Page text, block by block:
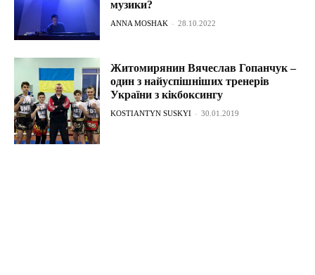
музики?
ANNA MOSHAK - 28.10.2022
Житомирянин Вячеслав Гопанчук –
один з найуспішніших тренерів
України з кікбоксингу
KOSTIANTYN SUSKYI - 30.01.2019